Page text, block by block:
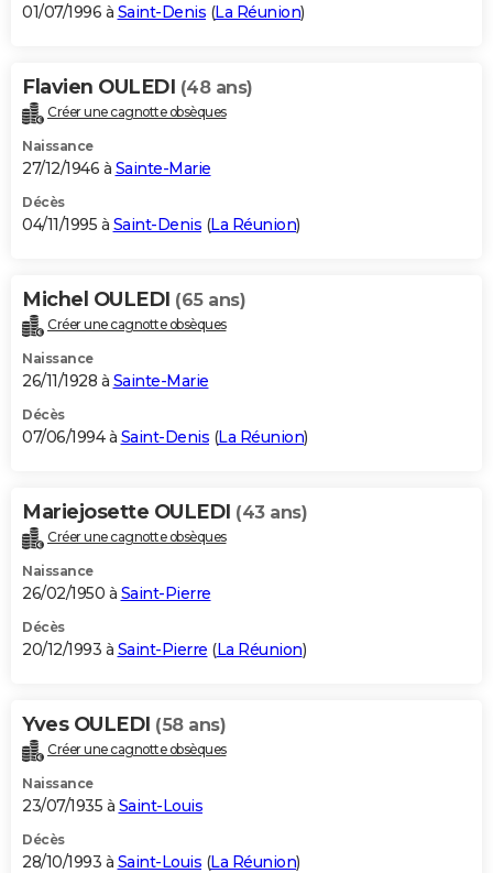
01/07/1996 à Saint-Denis (La Réunion)
Flavien OULEDI (48 ans)
Créer une cagnotte obsèques
Naissance
27/12/1946 à Sainte-Marie
Décès
04/11/1995 à Saint-Denis (La Réunion)
Michel OULEDI (65 ans)
Créer une cagnotte obsèques
Naissance
26/11/1928 à Sainte-Marie
Décès
07/06/1994 à Saint-Denis (La Réunion)
Mariejosette OULEDI (43 ans)
Créer une cagnotte obsèques
Naissance
26/02/1950 à Saint-Pierre
Décès
20/12/1993 à Saint-Pierre (La Réunion)
Yves OULEDI (58 ans)
Créer une cagnotte obsèques
Naissance
23/07/1935 à Saint-Louis
Décès
28/10/1993 à Saint-Louis (La Réunion)